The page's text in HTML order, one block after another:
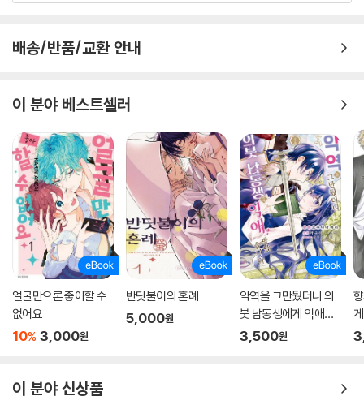
배송/반품/교환 안내
이 분야 베스트셀러
얼굴만으론 좋아할 수
없어요
10% 3,000원
반딧불이의 혼례
5,000원
악역을 그만뒀더니 의
붓 남동생에게 익애받
았습니다
3,500원
이 분야 신상품